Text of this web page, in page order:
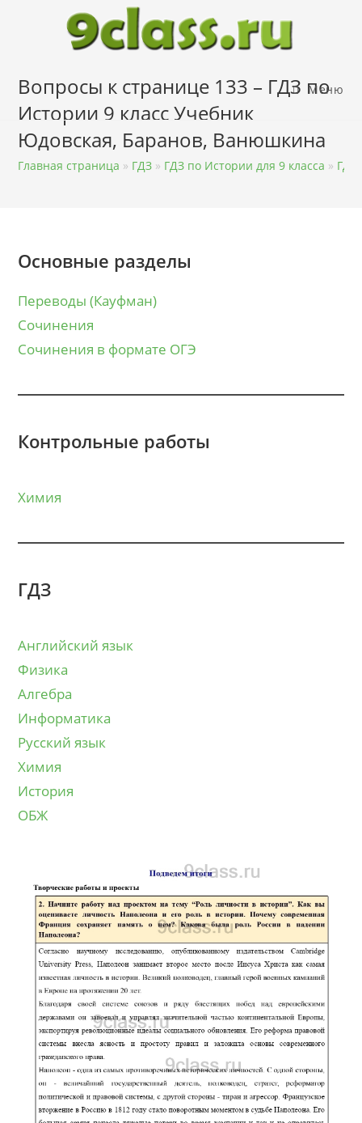
содержимому
Меню
Вопросы к странице 133 – ГДЗ по
Истории 9 класс Учебник
Юдовская, Баранов, Ванюшкина
Главная страница » ГДЗ » ГДЗ по Истории для 9 класса » ГДЗ
Основные разделы
Переводы (Кауфман)
Сочинения
Сочинения в формате ОГЭ
Контрольные работы
Химия
ГДЗ
Английский язык
Физика
Алгебра
Информатика
Русский язык
Химия
История
ОБЖ